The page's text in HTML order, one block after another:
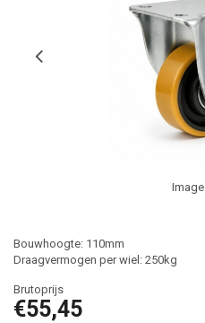
Image
Bouwhoogte: 110mm
Draagvermogen per wiel: 250kg
€55,45